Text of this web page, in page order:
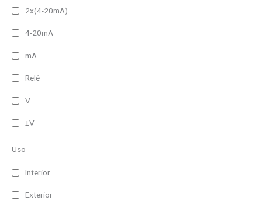
2x(4-20mA)
4-20mA
mA
Relé
V
±V
Uso
Interior
Exterior